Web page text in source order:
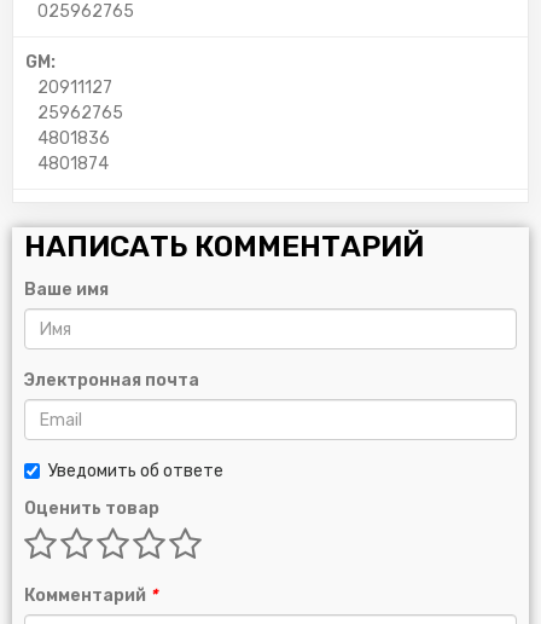
025962765
GM:
20911127
25962765
4801836
4801874
НАПИСАТЬ КОММЕНТАРИЙ
Ваше имя
Электронная почта
Уведомить об ответе
Оценить товар
Комментарий *